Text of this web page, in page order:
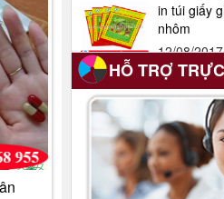
In hộp
12/08/2017
in màng co
12/08/2017
HỖ TRỢ